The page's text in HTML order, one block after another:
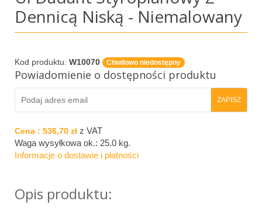
Dennicą Niską - Niemalowany
Kod produktu: W10070 Chwilowo niedostępny
Powiadomienie o dostępności produktu
Cena : 536,70 zł z VAT
Waga wysyłkowa ok.: 25.0 kg.
Informacje o dostawie i płatności
Opis produktu: